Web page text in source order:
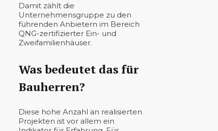
Damit zählt die
Unternehmensgruppe zu den
führenden Anbietern im Bereich
QNG-zertifizierter Ein- und
Zweifamilienhäuser.
Was bedeutet das für
Bauherren?
Diese hohe Anzahl an realisierten
Projekten ist vor allem ein